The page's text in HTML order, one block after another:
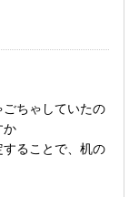
ちゃしていたの
か
ることで、机の